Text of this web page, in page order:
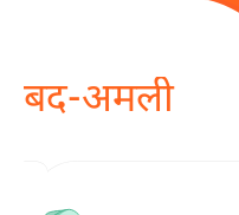
बद-अमली